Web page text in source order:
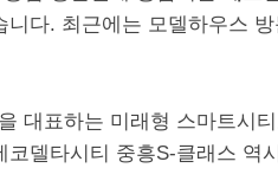
니다. 최근에는 모델하우스
대표하는 미래형 스마트시
코델타시티 중흥S-클래스